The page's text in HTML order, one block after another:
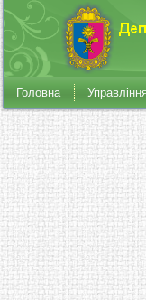
Головна Управління